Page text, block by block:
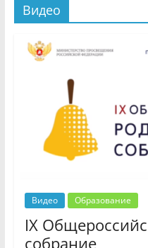
Видео
Видео Образование
IX
собрание